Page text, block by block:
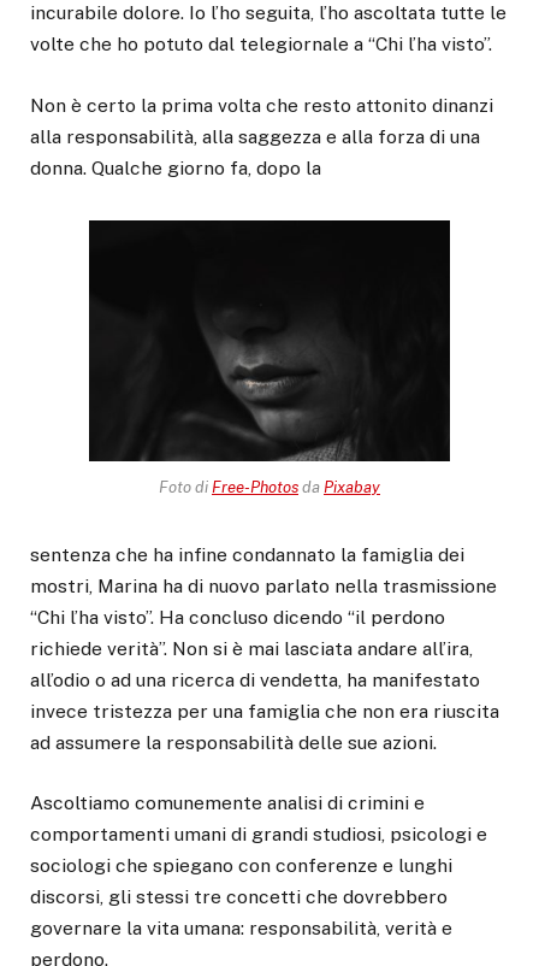
incurabile dolore. Io l’ho seguita, l’ho ascoltata tutte le
volte che ho potuto dal telegiornale a “Chi l’ha visto”.
Non è certo la prima volta che resto attonito dinanzi
alla responsabilità, alla saggezza e alla forza di una
donna. Qualche giorno fa, dopo la
Foto di Free-Photos da Pixabay
sentenza che ha infine condannato la famiglia dei
mostri, Marina ha di nuovo parlato nella trasmissione
“Chi l’ha visto”. Ha concluso dicendo “il perdono
richiede verità”. Non si è mai lasciata andare all’ira,
all’odio o ad una ricerca di vendetta, ha manifestato
invece tristezza per una famiglia che non era riuscita
ad assumere la responsabilità delle sue azioni.
Ascoltiamo comunemente analisi di crimini e
comportamenti umani di grandi studiosi, psicologi e
sociologi che spiegano con conferenze e lunghi
discorsi, gli stessi tre concetti che dovrebbero
governare la vita umana: responsabilità, verità e
perdono.